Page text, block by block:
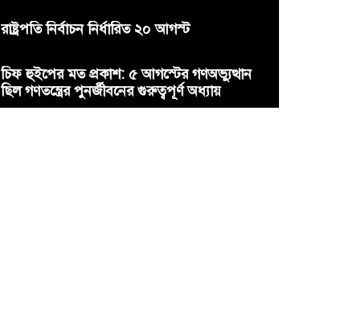
রাষ্ট্রপতি নির্বাচন নির্ধারিত ২০ আগস্ট
চিফ হুইপের মত প্রকাশ: ৫ আগস্টের গণঅভ্যুত্থান
ছিল গণতন্ত্রের পুনর্জীবনের গুরুত্বপূর্ণ অধ্যায়